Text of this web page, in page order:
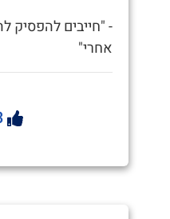
- "חייבים להפסיק
אחרי"